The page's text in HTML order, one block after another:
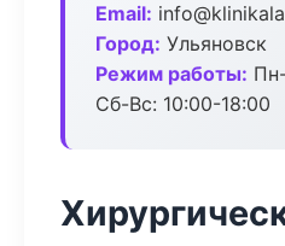
Email:
Город: Ульяновск
Режим работы:
Сб-Вс: 10:00-18:00